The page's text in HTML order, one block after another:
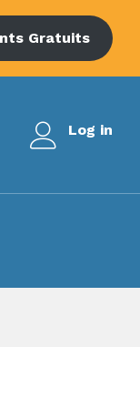
Gratuits
Log in